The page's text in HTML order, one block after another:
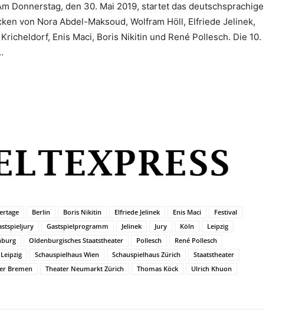
Donnerstag, den 30. Mai 2019, startet das deutschsprachige
von Nora Abdel-Maksoud, Wolfram Höll, Elfriede Jelinek,
Enis Maci, Boris Nikitin und René Pollesch. Die 10.
Berlin Boris Nikitin Elfriede Jelinek Enis Maci
Festival
Gastspielprogramm Jelinek Jury Köln
Leipzig
Oldenburgisches Staatstheater Pollesch
René Pollesch
Schauspielhaus Wien Schauspielhaus Zürich
Staatstheater
Bremen Theater Neumarkt Zürich Thomas Köck
Ulrich Khuon